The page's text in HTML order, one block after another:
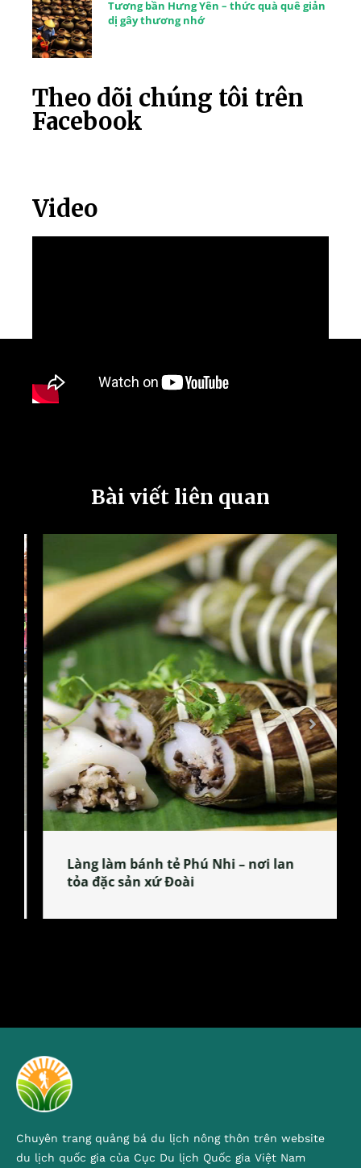
Tương bần Hưng Yên – thức quà quê giản
dị gây thương nhớ
Theo dõi chúng tôi trên
Facebook
Video
Bài viết liên quan
Làng làm bánh tẻ Phú Nhi – nơi lan
tỏa đặc sản xứ Đoài
Chuyên trang quảng bá du lịch nông thôn trên website
du lịch quốc gia của Cục Du lịch Quốc gia Việt Nam